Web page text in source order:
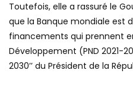
Toutefois, elle a rassuré le
que la Banque mondiale est
financements qui prennent
Développement (PND 2021-
2030’’ du Président de la